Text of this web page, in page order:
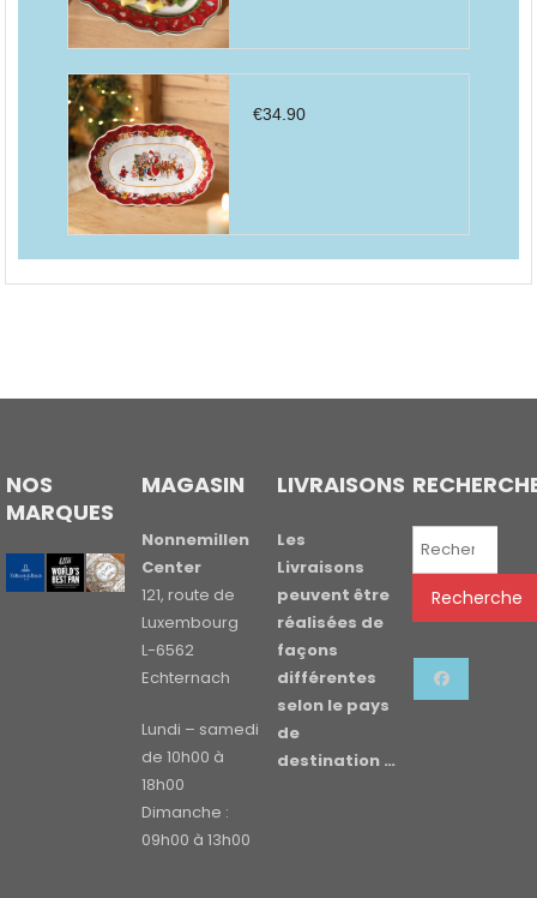
€34.90
NOS
MARQUES
MAGASIN
Nonnemillen
Center
121, route de
Luxembourg
L-6562
Echternach
Lundi – samedi
de 10h00 à
18h00
Dimanche :
09h00 à 13h00
LIVRAISONS
Les
Livraisons
peuvent être
réalisées de
façons
différentes
selon le pays
de
destination …
Recherche
Recherche